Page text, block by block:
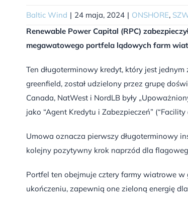
Baltic Wind | 24 maja, 2024 | ONSHORE,
Renewable Power Capital (RPC)
megawatowego portfela lądowych farm
Ten długoterminowy kredyt, który jest
greenfield, został udzielony przez grupę
Canada, NatWest i NordLB były
jako “Agent Kredytu i Zabezpieczeń”
Umowa oznacza pierwszy długoterminowy
kolejny pozytywny krok naprzód dla
Portfel ten obejmuje cztery farmy wiatrowe
ukończeniu, zapewnią one zieloną energię